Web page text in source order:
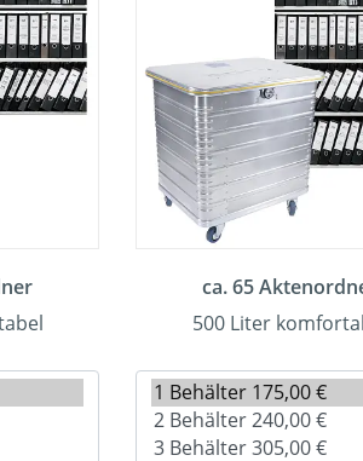
ca. 65
500 Liter